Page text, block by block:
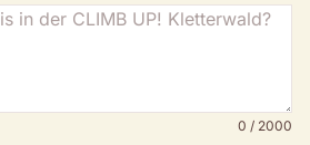
0 / 2000